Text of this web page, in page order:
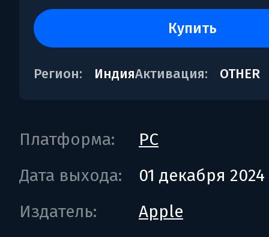
купить
Регион: ИндияАктивация: OTHER
Платформа:
PC
Дата выхода:
01 декабря 2024
Издатель:
Apple